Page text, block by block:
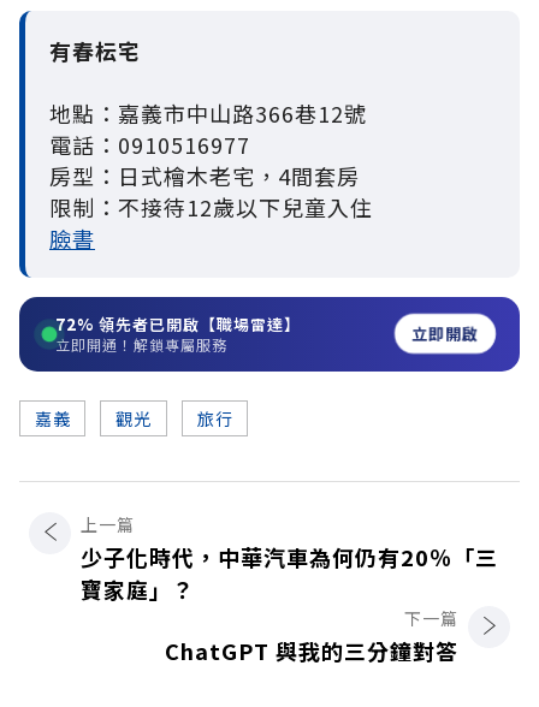
有春枟宅
地點：嘉義市中山路366巷12號
電話：0910516977
房型：日式檜木老宅，4間套房
限制：不接待12歲以下兒童入住
臉書
72% 領先者已開啟【職場雷達】
立即開通！解鎖專屬服務 立即開啟
嘉義 觀光 旅行
上一篇
少子化時代，中華汽車為何仍有20％「三
寶家庭」？
下一篇
ChatGPT 與我的三分鐘對答